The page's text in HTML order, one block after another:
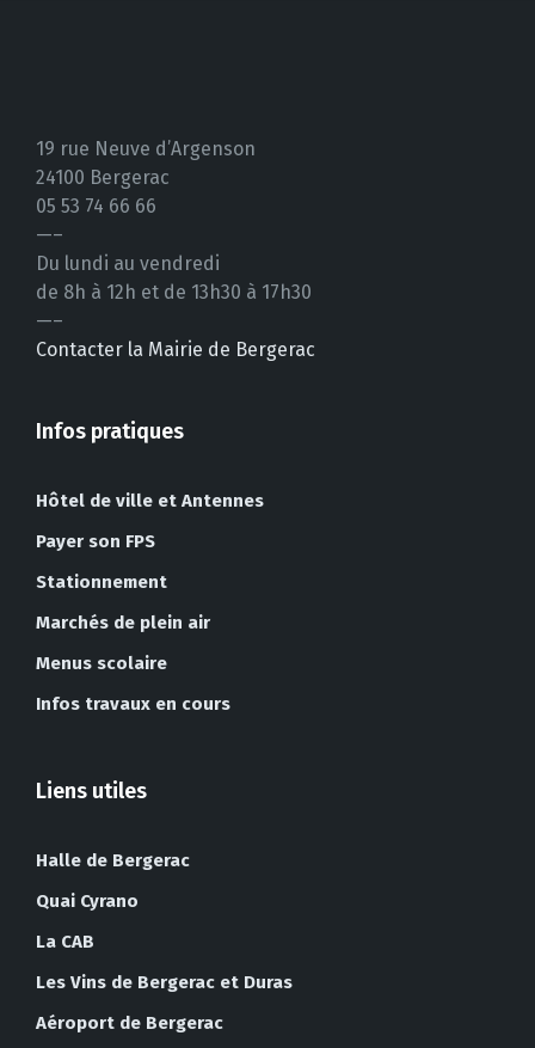
19 rue Neuve d’Argenson
24100 Bergerac
05 53 74 66 66
—–
Du lundi au vendredi
de 8h à 12h et de 13h30 à 17h30
—–
Contacter la Mairie de Bergerac
Infos pratiques
Hôtel de ville et Antennes
Payer son FPS
Stationnement
Marchés de plein air
Menus scolaire
Infos travaux en cours
Liens utiles
Halle de Bergerac
Quai Cyrano
La CAB
Les Vins de Bergerac et Duras
Aéroport de Bergerac